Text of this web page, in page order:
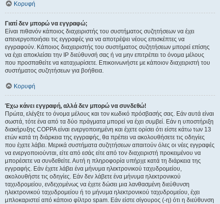
Κορυφή
Γιατί δεν μπορώ να εγγραφώ;
Είναι πιθανόν κάποιος διαχειριστής του συστήματος συζητήσεων να έχει
απενεργοποιήσει τις εγγραφές για να αποτρέψει νέους επισκέπτες να
εγγραφούν. Κάποιος διαχειριστής του συστήματος συζητήσεων μπορεί επίσης
να έχει αποκλείσει την IP διεύθυνσή σας ή να μην επιτρέπει το όνομα μέλους
που προσπαθείτε να καταχωρίσετε. Επικοινωνήστε με κάποιον διαχειριστή του
συστήματος συζητήσεων για βοήθεια.
Κορυφή
Έχω κάνει εγγραφή, αλλά δεν μπορώ να συνδεθώ!
Πρώτα, ελέγξτε το όνομα μέλους και τον κωδικό πρόσβασής σας. Εάν αυτά είναι
σωστά, τότε ένα από τα δύο πράγματα μπορεί να έχει συμβεί. Εάν η υποστήριξη
διακήρυξης COPPA είναι ενεργοποιημένη και έχετε ορίσει ότι είστε κάτω των 13
ετών κατά τη διάρκεια της εγγραφής, θα πρέπει να ακολουθήσετε τις οδηγίες
που έχετε λάβει. Μερικά συστήματα συζητήσεων απαιτούν όλες οι νέες εγγραφές
να ενεργοποιούνται, είτε από εσάς είτε από τον διαχειριστή προκειμένου να
μπορέσετε να συνδεθείτε. Αυτή η πληροφορία υπήρχε κατά τη διάρκεια της
εγγραφής. Εάν έχετε λάβει ένα μήνυμα ηλεκτρονικού ταχυδρομείου,
ακολουθήστε τις οδηγίες. Εάν δεν λάβετε ένα μήνυμα ηλεκτρονικού
ταχυδρομείου, ενδεχομένως να έχετε δώσει μια λανθασμένη διεύθυνση
ηλεκτρονικού ταχυδρομείου ή το μήνυμα ηλεκτρονικού ταχυδρομείου, έχει
μπλοκαριστεί από κάποιο φίλτρο spam. Εάν είστε σίγουρος (-η) ότι η διεύθυνση